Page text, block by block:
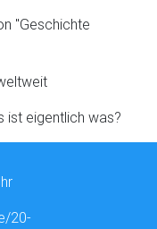
"Geschichte
ist eigentlich was?
20-